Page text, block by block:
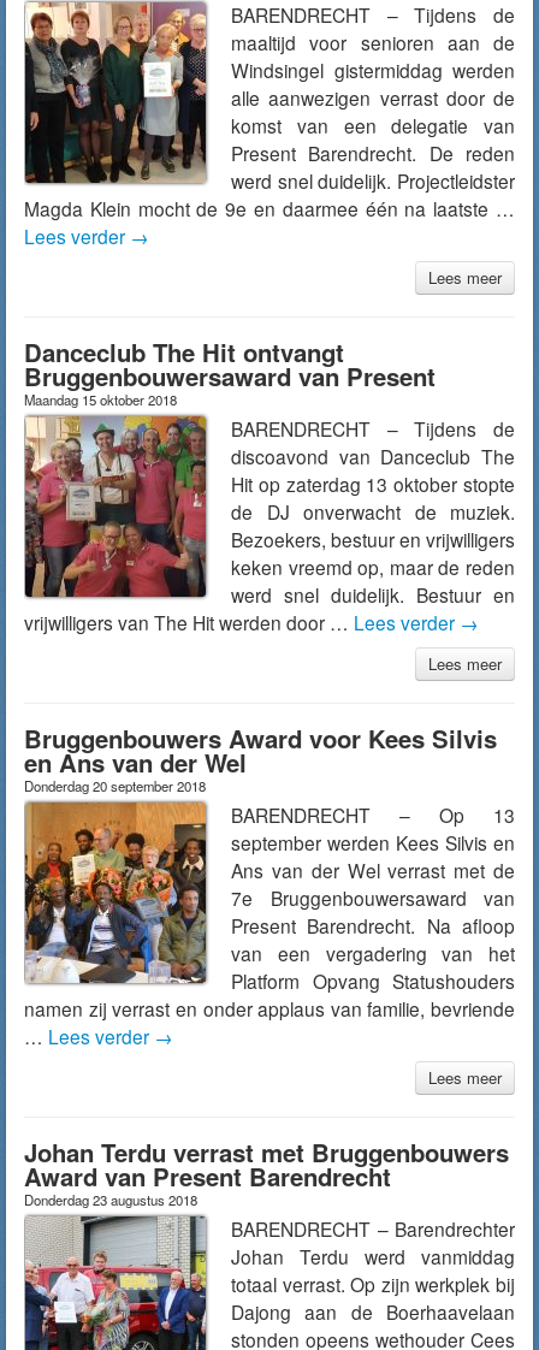
BARENDRECHT – Tijdens de
maaltijd voor senioren aan de
Windsingel gistermiddag werden
alle aanwezigen verrast door de
komst van een delegatie van
Present Barendrecht. De reden
werd snel duidelijk. Projectleidster
Magda Klein mocht de 9e en daarmee één na laatste …
Lees verder →
Lees meer
Danceclub The Hit ontvangt
Bruggenbouwersaward van Present
Maandag 15 oktober 2018
BARENDRECHT – Tijdens de
discoavond van Danceclub The
Hit op zaterdag 13 oktober stopte
de DJ onverwacht de muziek.
Bezoekers, bestuur en vrijwilligers
keken vreemd op, maar de reden
werd snel duidelijk. Bestuur en
vrijwilligers van The Hit werden door … Lees verder →
Lees meer
Bruggenbouwers Award voor Kees Silvis
en Ans van der Wel
Donderdag 20 september 2018
BARENDRECHT – Op 13
september werden Kees Silvis en
Ans van der Wel verrast met de
7e Bruggenbouwersaward van
Present Barendrecht. Na afloop
van een vergadering van het
Platform Opvang Statushouders
namen zij verrast en onder applaus van familie, bevriende
… Lees verder →
Lees meer
Johan Terdu verrast met Bruggenbouwers
Award van Present Barendrecht
Donderdag 23 augustus 2018
BARENDRECHT – Barendrechter
Johan Terdu werd vanmiddag
totaal verrast. Op zijn werkplek bij
Dajong aan de Boerhaavelaan
stonden opeens wethouder Cees